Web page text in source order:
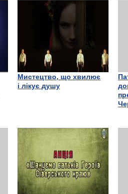
Мистецтво, що хвилює
і лікує душу